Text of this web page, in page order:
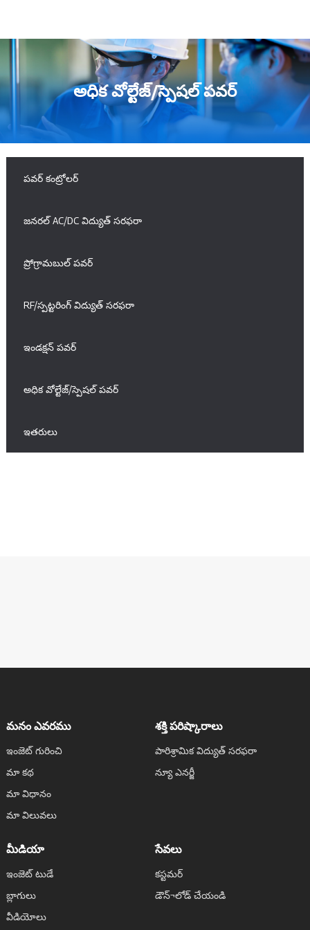
అధిక వోల్టేజ్/స్పెషల్ పవర్
పవర్ కంట్రోలర్
జనరల్ AC/DC విద్యుత్ సరఫరా
ప్రోగ్రామబుల్ పవర్
RF/స్పట్టరింగ్ విద్యుత్ సరఫరా
ఇండక్షన్ పవర్
అధిక వోల్టేజ్/స్పెషల్ పవర్
ఇతరులు
మనం ఎవరము
ఇంజెట్ గురించి
మా కథ
మా విధానం
మా విలువలు
శక్తి పరిష్కారాలు
పారిశ్రామిక విద్యుత్ సరఫరా
న్యూ ఎనర్జీ
మీడియా
ఇంజెట్ టుడే
బ్లాగులు
వీడియోలు
సేవలు
కస్టమర్
డౌన్¬లోడ్ చేయండి